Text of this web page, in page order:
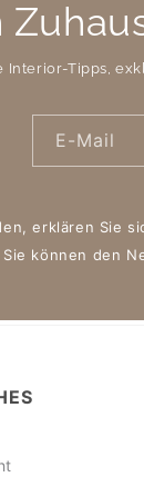
Interior-Tipps,
E-Mail
erklären Sie
Sie können den